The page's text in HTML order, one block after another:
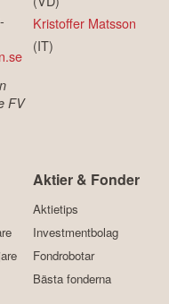
FV
Kristoffer Matsson
(IT)
Aktier & Fonder
Aktietips
Investmentbolag
Fondrobotar
Bästa fonderna